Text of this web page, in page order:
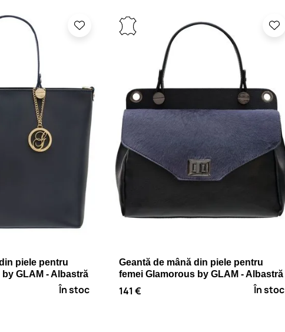
piele pentru
GLAM - Albastră
În stoc
Geantă de mână din piele pentru
femei Glamorous by GLAM - Albastră
141 € În stoc